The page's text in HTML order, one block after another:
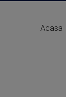
Acasa